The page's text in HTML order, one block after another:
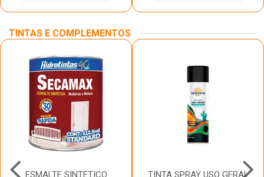
TINTAS E COMPLEMENTOS
ESMALTE SINTETICO TINTA SPRAY USO GERAL